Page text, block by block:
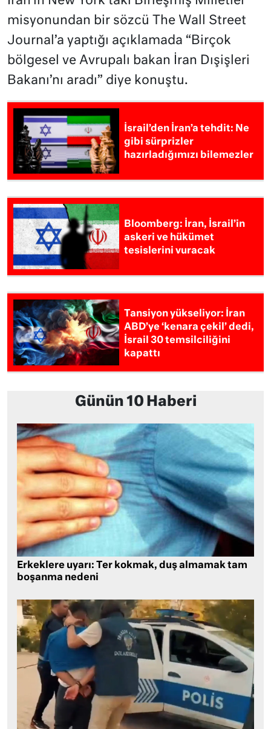
misyonundan bir sözcü The Wall Street
Journal’a yaptığı açıklamada “Birçok
bölgesel ve Avrupalı bakan İran Dışişleri
Bakanı’nı aradı” diye konuştu.
İsrail’den İran’a tehdit: Ne
gibi sürprizler
hazırladığımızı bilemezler
Bloomberg: İran, İsrail’in
askeri ve hükümet
tesislerini vuracak
Tansiyon yükseliyor: İran
ABD’ye ‘kenara çekil’ dedi,
İsrail 30 temsilciliğini
kapattı
Günün 10 Haberi
Erkeklere uyarı: Ter kokmak, duş almamak tam
boşanma nedeni